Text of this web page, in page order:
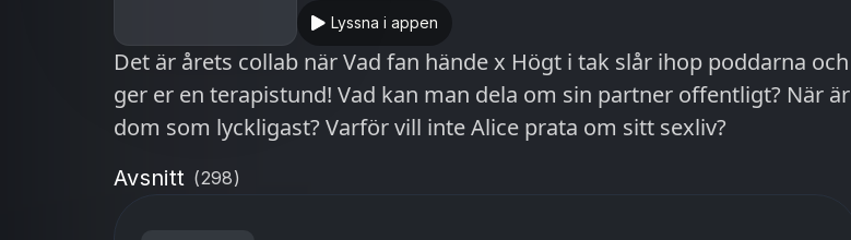
Lyssna i appen
Det är årets collab när Vad fan hände x Högt i tak slår ihop poddarna och
ger er en terapistund! Vad kan man dela om sin partner offentligt? När är
dom som lyckligast? Varför vill inte Alice prata om sitt sexliv?
Avsnitt (298)